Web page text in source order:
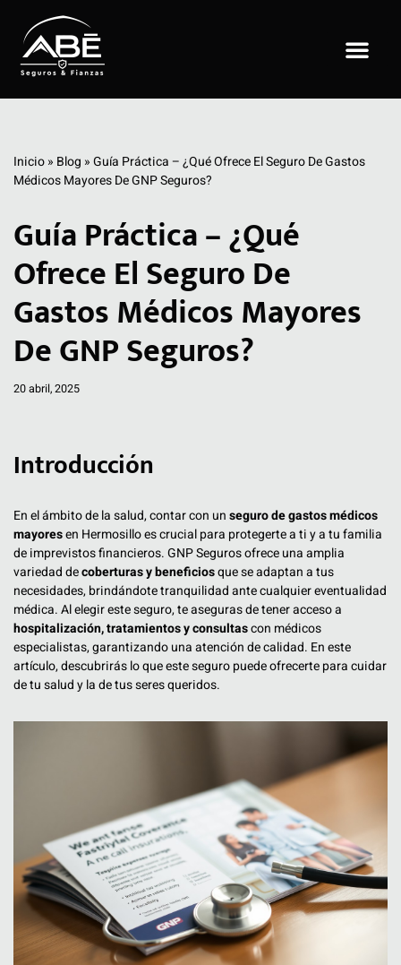
Saltar
al
Inicio» Blog »Guía Práctica – ¿Qué Ofrece El Seguro De Gastos
Médicos Mayores De GNP Seguros?
Guía Práctica – ¿Qué
Ofrece El Seguro De
Gastos Médicos Mayores
De GNP Seguros?
20 abril, 2025
Introducción
En el ámbito de la salud, contar con unseguro de gastos médicos
mayoresen Hermosillo es crucial para protegerte a ti y a tu familia
de imprevistos financieros. GNP Seguros ofrece una amplia
variedad decoberturas y beneficiosque se adaptan a tus
necesidades, brindándote tranquilidad ante cualquier eventualidad
médica. Al elegir este seguro, te aseguras de tener acceso a
hospitalización, tratamientos y consultascon médicos
especialistas, garantizando una atención de calidad. En este
artículo, descubrirás lo que este seguro puede ofrecerte para cuidar
de tu salud y la de tus seres queridos.